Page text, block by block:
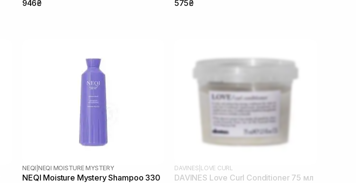
946₴ 575₴
NEQI NEQI MOISTURE MYSTERY
NEQI Moisture Mystery Shampoo 330
DAVINES LOVE CURL
DAVINES Love Curl Conditioner 75 мл